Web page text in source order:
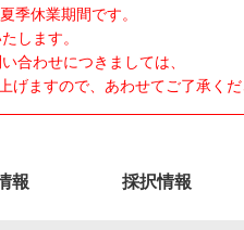
季休業期間です。
します。
合わせにつきましては、
げますので、あわせてご了承く
報 採択情報